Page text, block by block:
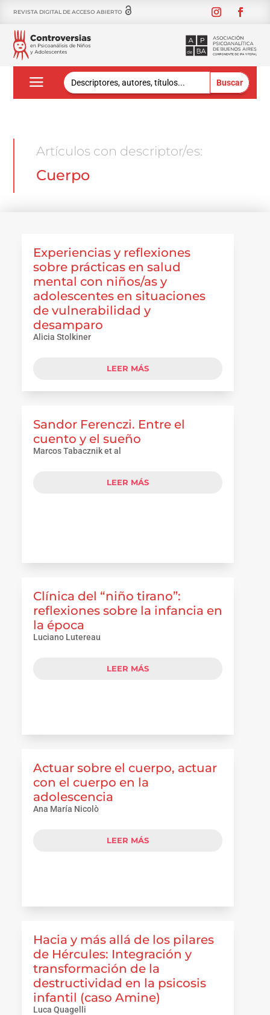
REVISTA DIGITAL DE ACCESO ABIERTO
Buscar:
Artículos con descriptor/es:
Cuerpo
Experiencias y reflexiones
sobre prácticas en salud
mental con niños/as y
adolescentes en situaciones
de vulnerabilidad y
desamparo
Alicia Stolkiner
LEER MÁS
Sandor Ferenczi. Entre el
cuento y el sueño
Marcos Tabacznik et al
LEER MÁS
Clínica del “niño tirano”:
reflexiones sobre la infancia en
la época
Luciano Lutereau
LEER MÁS
Actuar sobre el cuerpo, actuar
con el cuerpo en la
adolescencia
Ana María Nicolò
LEER MÁS
Hacia y más allá de los pilares
de Hércules: Integración y
transformación de la
destructividad en la psicosis
infantil (caso Amine)
Luca Quagelli